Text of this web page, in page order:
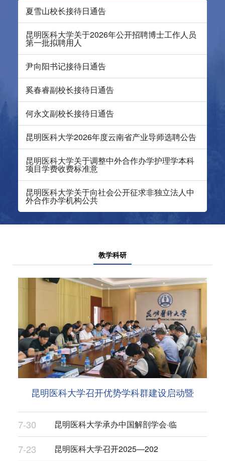
夏雪山校长接待日通告
昆明医科大学关于2026年公开招聘博士工作人员
第一批拟聘用人
尹向阳书记接待日通告
奚春睿副校长接待日通告
何永文副校长接待日通告
昆明医科大学2026年度云南省产业导师选聘公告
昆明医科大学关于调整中外合作办学护理学本科
项目学费收费标准意
昆明医科大学关于向社会公开征求非独立法人中
外合作办学机构公共
教学科研
昆明医科大学召开优势学科群建设启动暨
7-30 昆明医科大学承办中国解剖学会·临
7-23 昆明医科大学召开2025—202